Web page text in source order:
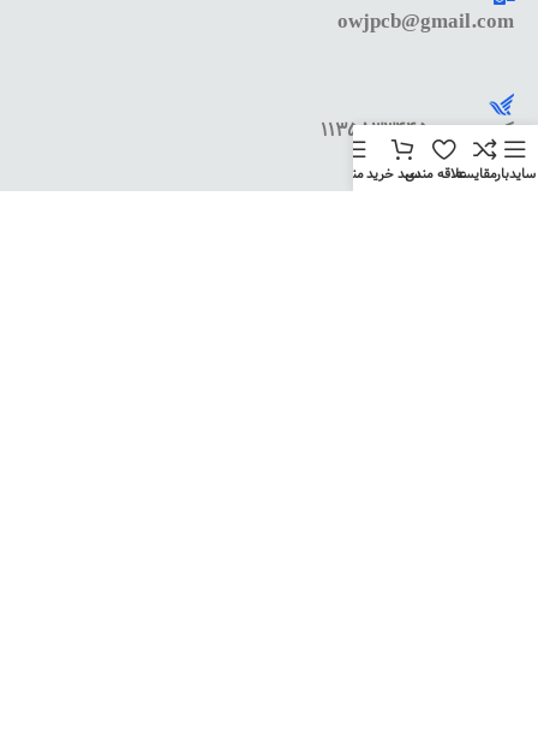
owjpcb@gmail.com
کد پستی : 1135833445
سایدبارمقایسهعلاقه مندیسبد خریدمنو